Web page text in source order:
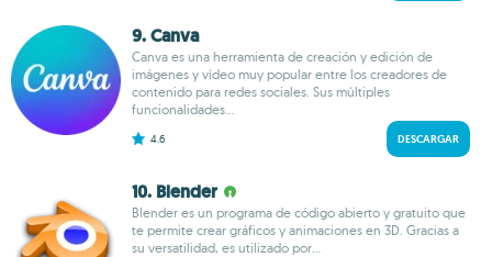
9. Canva
Canva es una herramienta de creación y edición de
imágenes y vídeo muy popular entre los creadores de
contenido para redes sociales. Sus múltiples
funcionalidades...
4.6 DESCARGAR
10. Blender
Blender es un programa de código abierto y gratuito que
te permite crear gráficos y animaciones en 3D. Gracias a
su versatilidad, es utilizado por...